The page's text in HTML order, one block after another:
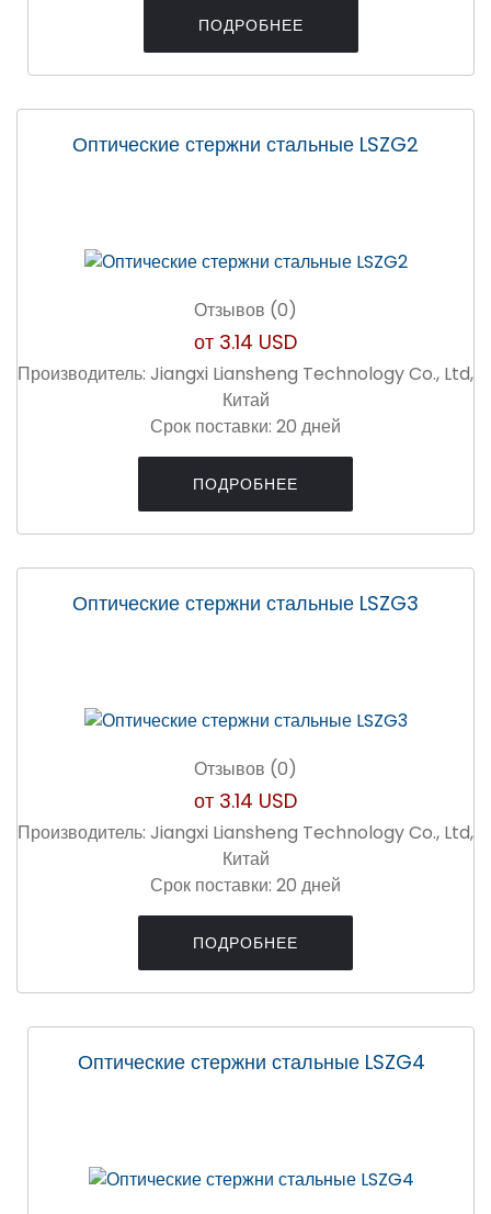
ПОДРОБНЕЕ
Оптические стержни стальные LSZG2
Отзывов (0)
от 3.14 USD
Производитель: Jiangxi Liansheng Technology Co., Ltd,
Китай
Срок поставки: 20 дней
ПОДРОБНЕЕ
Оптические стержни стальные LSZG3
Отзывов (0)
от 3.14 USD
Производитель: Jiangxi Liansheng Technology Co., Ltd,
Китай
Срок поставки: 20 дней
ПОДРОБНЕЕ
Оптические стержни стальные LSZG4